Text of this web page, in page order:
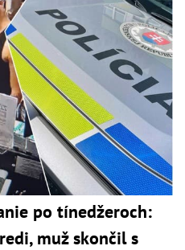
po tínedžeroch:
muž skončil s